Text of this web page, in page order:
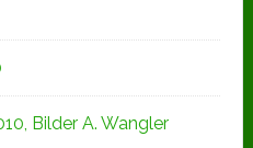
Bilder A. Wangler